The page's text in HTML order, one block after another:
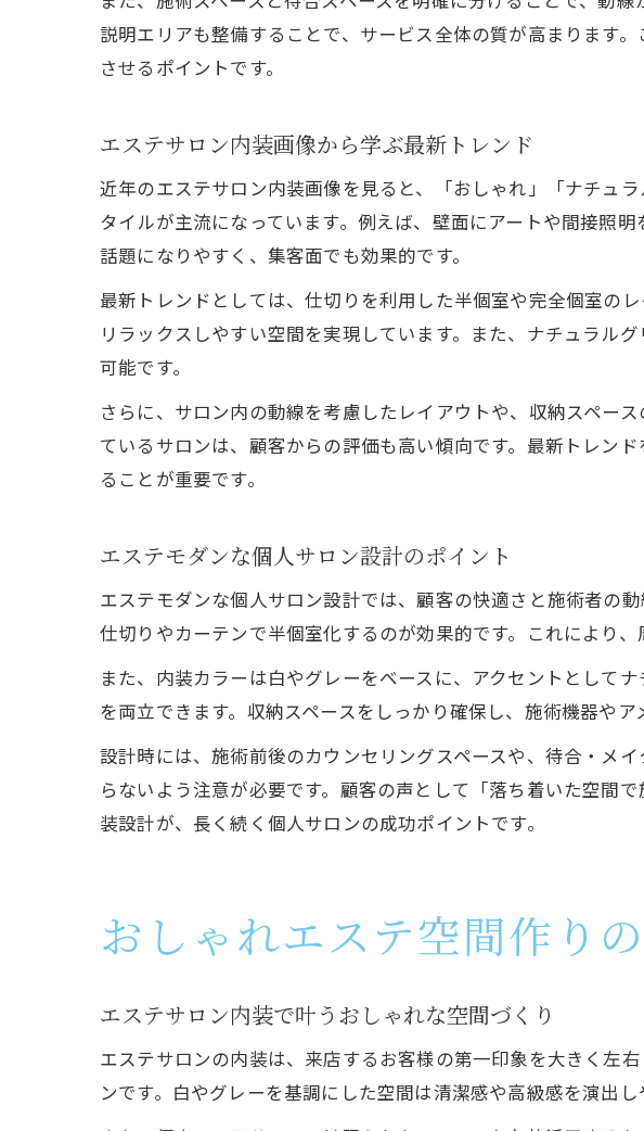
モダンな
顧客に愛
説明エリアも整備することで、サービス全体の質が高まります
させるポイントです。
エステサロン内装画像から学ぶ最新トレンド
近年のエステサロン内装画像を見ると、「おしゃれ」「ナチュ
タイルが主流になっています。例えば、壁面にアートや間接照
話題になりやすく、集客面でも効果的です。
最新トレンドとしては、仕切りを利用した半個室や完全個室の
リラックスしやすい空間を実現しています。また、ナチュラル
可能です。
さらに、サロン内の動線を考慮したレイアウトや、収納スペー
ているサロンは、顧客からの評価も高い傾向です。最新トレン
ることが重要です。
エステモダンな個人サロン設計のポイント
エステモダンな個人サロン設計では、顧客の快適さと施術者の
仕切りやカーテンで半個室化するのが効果的です。これにより
また、内装カラーは白やグレーをベースに、アクセントとして
を両立できます。収納スペースをしっかり確保し、施術機器や
設計時には、施術前後のカウンセリングスペースや、待合・メ
らないよう注意が必要です。顧客の声として「落ち着いた空間
装設計が、長く続く個人サロンの成功ポイントです。
おしゃれエステ空間作り
エステサロン内装で叶うおしゃれな空間づくり
エステサロンの内装は、来店するお客様の第一印象を大きく左
ンです。白やグレーを基調にした空間は清潔感や高級感を演出